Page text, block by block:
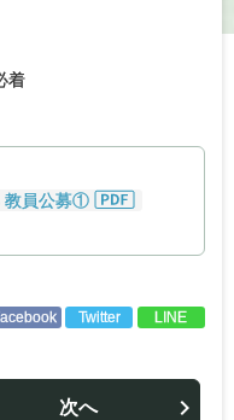
着
教員公募①
Twitter LINE
次へ